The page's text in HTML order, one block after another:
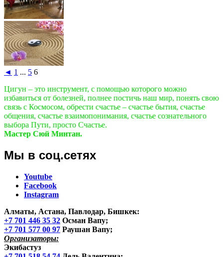
◄ 1 ... 5 6
Цигун – это инструмент, с помощью которого можно
избавиться от болезней, полнее постичь наш мир, понять свою
связь с Космосом, обрести счастье – счастье бытия, счастье
общения, счастье взаимопонимания, счастье сознательного
выбора Пути, просто Счастье.
Мастер Сюй Минтан.
Мы в соц.сетях
Youtube
Facebook
Instagram
Алматы, Астана, Павлодар, Бишкек:
+7 701 446 35 32 Осман Вапу;
+7 701 577 00 97 Раушан Вапу;
Организаторы:
Экибастуз